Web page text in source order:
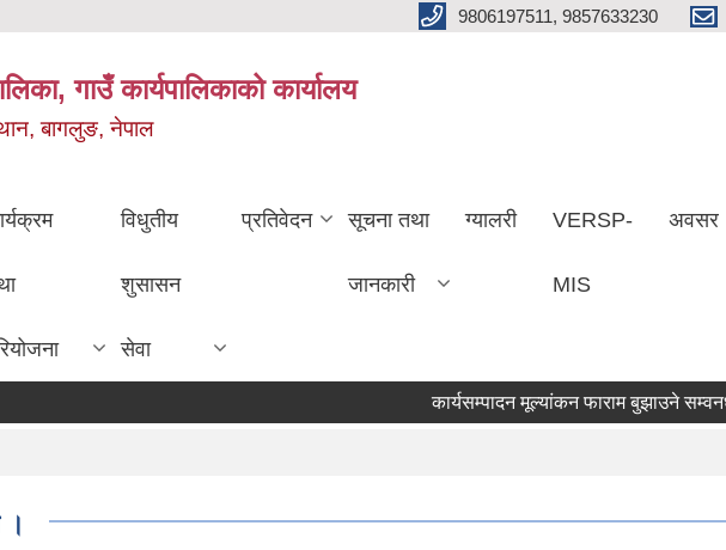
9806197511, 9857633230
गाउँ कार्यपालिकाको कार्यालय
बागलुङ, नेपाल
विधुतीय
शुसासन
सेवा
प्रतिवेदन सूचना तथा
जानकारी
ग्यालरी VERSP-
MIS
अवसर
कार्यसम्पादन मूल्यांकन फाराम बुझाउने
।